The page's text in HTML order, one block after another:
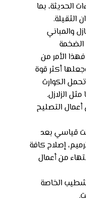
الحديثة، بما
الثقيلة.
والمباني
الضخمة
الأمر من
أكثر قوة
الكوارث
الزلازل.
أعمال التصليح
قياسي بعد
إصلاح كافة
من أعمال
الخاصة